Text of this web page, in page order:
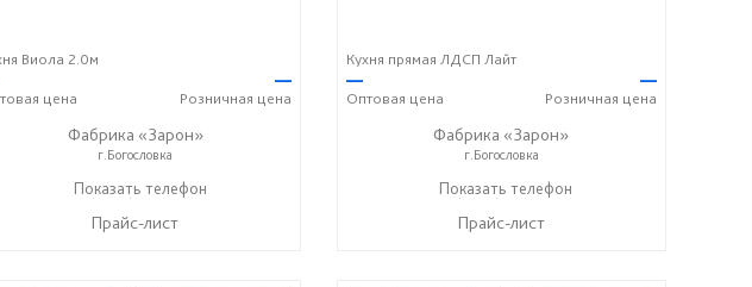
Виола 2.0м
цена
—
Розничная цена
Фабрика «Зарон»
г.Богословка
+7 (8412) 21-50-66
Показать телефон
Прайс-лист
Кухня прямая ЛДСП Лайт
—
Оптовая цена
—
Розничная цена
Фабрика «Зарон»
г.Богословка
+7 (8412) 21-50-66
Показать телефон
Прайс-лист